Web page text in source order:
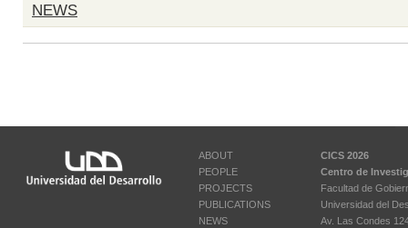
NEWS
ABOUT
PEOPLE
PROJECTS
PUBLICATIONS
NEWS
CICS 2026
Centro de
Facultad de
Universidad del
Av. Las Condes